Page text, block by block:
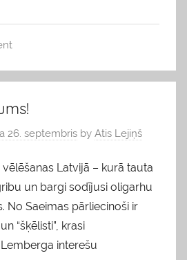
26. septembris by Atis Lejiņš
Latvijā – kurā tauta
un bargi sodījusi oligarhu
No Saeimas pārliecinoši ir
“šķēlisti”, krasi
interešu